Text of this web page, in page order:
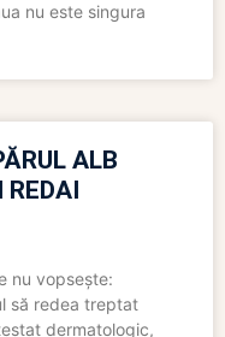
nu este singura
ALB
REDAI
nu vopsește:
să redea treptat
dermatologic,